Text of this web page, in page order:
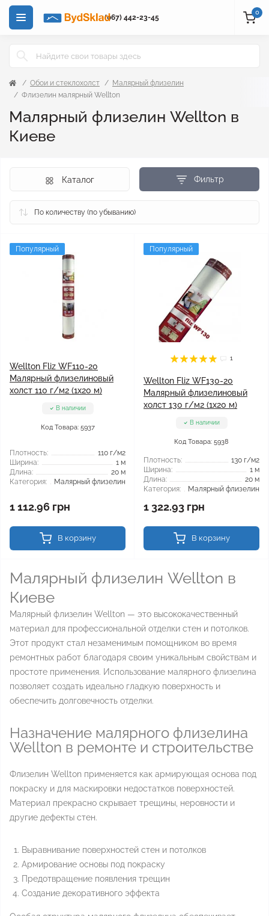
(067) 442-23-45
0
Обои и стеклохолст
Малярный флизелин
Флизелин малярный Wellton
Малярный флизелин Wellton в
Киеве
Фильтр
Каталог
Популярный
Wellton Fliz WF110-20
Малярный флизелиновый
холст 110 г/м2 (1x20 м)
В наличии
Код Товара: 5937
Плотность:
110 г/м2
Ширина:
1 м
Длина:
20 м
Категория:
Малярный флизелин
1 112.96 грн
В корзину
Популярный
1
Wellton Fliz WF130-20
Малярный флизелиновый
холст 130 г/м2 (1x20 м)
В наличии
Код Товара: 5938
Плотность:
130 г/м2
Ширина:
1 м
Длина:
20 м
Категория:
Малярный флизелин
1 322.93 грн
В корзину
Малярный флизелин Wellton в
Киеве
Малярный флизелин Wellton — это высококачественный
материал для профессиональной отделки стен и потолков.
Этот продукт стал незаменимым помощником во время
ремонтных работ благодаря своим уникальным свойствам и
простоте применения. Использование малярного флизелина
позволяет создать идеально гладкую поверхность и
обеспечить долговечность отделки.
Назначение малярного флизелина
Wellton в ремонте и строительстве
Флизелин Wellton применяется как армирующая основа под
покраску и для маскировки недостатков поверхностей.
Материал прекрасно скрывает трещины, неровности и
другие дефекты стен.
Выравнивание поверхностей стен и потолков
Армирование основы под покраску
Предотвращение появления трещин
Создание декоративного эффекта